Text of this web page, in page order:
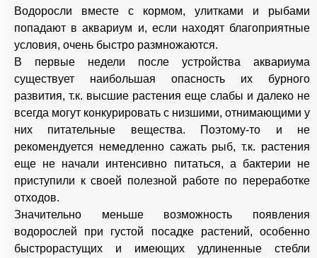
Водоросли вместе с кормом, улитками и рыбами
попадают в аквариум и, если находят благоприятные
условия, очень быстро размножаются.
В первые недели после устройства аквариума
существует наибольшая опасность их бурного
развития, т.к. высшие растения еще слабы и далеко не
всегда могут конкурировать с низшими, отнимающими у
них питательные вещества. Поэтому-то и не
рекомендуется немедленно сажать рыб, т.к. растения
еще не начали интенсивно питаться, а бактерии не
приступили к своей полезной работе по переработке
отходов.
Значительно меньше возможность появления
водорослей при густой посадке растений, особенно
быстрорастущих и имеющих удлиненные стебли